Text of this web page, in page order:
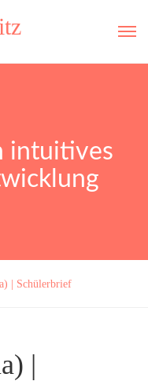
intuitives
| Schülerbrief
|